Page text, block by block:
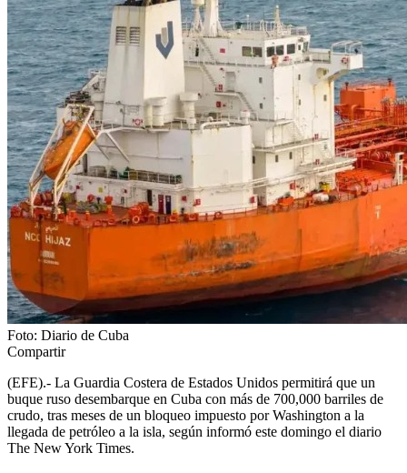
Foto: Diario de Cuba
Compartir
(EFE).- La Guardia Costera de Estados Unidos permitirá que un
buque ruso desembarque en Cuba con más de 700,000 barriles de
crudo, tras meses de un bloqueo impuesto por Washington a la
llegada de petróleo a la isla, según informó este domingo el diario
The New York Times.